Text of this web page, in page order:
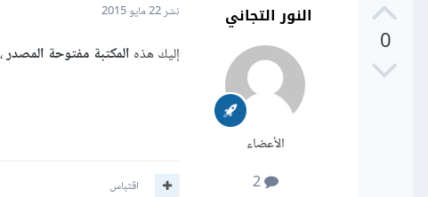
0
النور التجاني
الأعضاء
2
نشر22 مايو 2015
إليك هذه المكتبة مفتوحة المصدر
اقتباس